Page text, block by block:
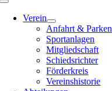
Toggle
NavigationVerein
Anfahrt & Parken
Sportanlagen
Mitgliedschaft
Schiedsrichter
Förderkreis
Vereinshistorie